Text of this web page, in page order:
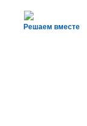
Решаем вместе